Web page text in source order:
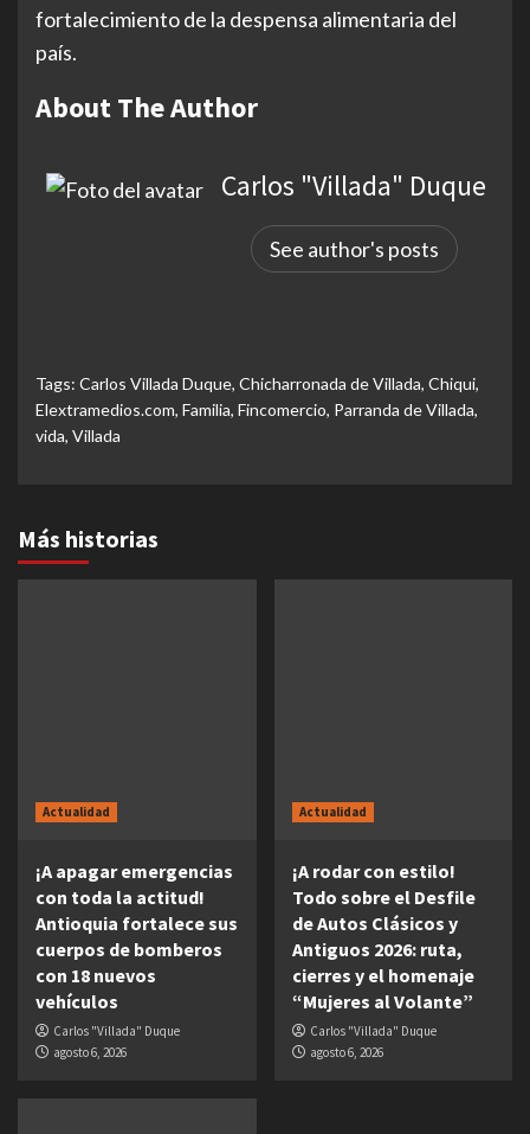
fortalecimiento de la despensa alimentaria del
país.
About The Author
Carlos "Villada" Duque
See author's posts
Tags: Carlos Villada Duque, Chicharronada de Villada, Chiqui,
Elextramedios.com, Familia, Fincomercio, Parranda de Villada,
vida, Villada
Más historias
Actualidad
¡A apagar emergencias
con toda la actitud!
Antioquia fortalece sus
cuerpos de bomberos
con 18 nuevos
vehículos
Carlos "Villada" Duque
agosto 6, 2026
Actualidad
¡A rodar con estilo!
Todo sobre el Desfile
de Autos Clásicos y
Antiguos 2026: ruta,
cierres y el homenaje
“Mujeres al Volante”
Carlos "Villada" Duque
agosto 6, 2026